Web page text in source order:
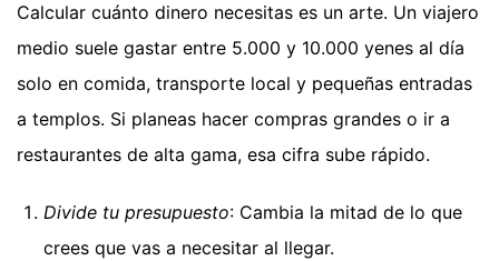
Calcular cuánto dinero necesitas es un arte. Un viajero
medio suele gastar entre 5.000 y 10.000 yenes al día
solo en comida, transporte local y pequeñas entradas
a templos. Si planeas hacer compras grandes o ir a
restaurantes de alta gama, esa cifra sube rápido.
Divide tu presupuesto: Cambia la mitad de lo que
crees que vas a necesitar al llegar.